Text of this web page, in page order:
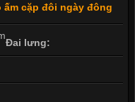
cặp đôi ngày đông
Đai lưng: